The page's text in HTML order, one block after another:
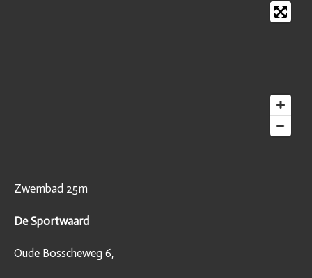
Zwembad 25m
De Sportwaard
Oude Bosscheweg 6,